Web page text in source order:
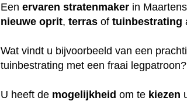
Eenervaren stratenmaker in
nieuwe oprit,terras oftuinbestrating
Wat vindt u bijvoorbeeld van een
tuinbestrating met een fraai legpatroon?
U heeft de mogelijkheid om te kiezen